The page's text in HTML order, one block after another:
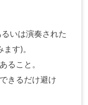
いは演奏された
す)。
ること。
きるだけ避け